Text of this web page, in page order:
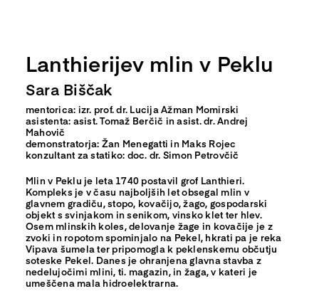
Lanthierijev mlin v Peklu
Sara Biščak
mentorica: izr. prof. dr. Lucija Ažman Momirski
asistenta: asist. Tomaž Berčič in asist. dr. Andrej
Mahovič
demonstratorja: Žan Menegatti in Maks Rojec
konzultant za statiko: doc. dr. Simon Petrovčič
Mlin v Peklu je leta 1740 postavil grof Lanthieri.
Kompleks je v času najboljših let obsegal mlin v
glavnem gradiču, stopo, kovačijo, žago, gospodarski
objekt s svinjakom in senikom, vinsko klet ter hlev.
Osem mlinskih koles, delovanje žage in kovačije je z
zvoki in ropotom spominjalo na Pekel, hkrati pa je reka
Vipava šumela ter pripomogla k peklenskemu občutju
soteske Pekel. Danes je ohranjena glavna stavba z
nedelujočimi mlini, ti. magazin, in žaga, v kateri je
umeščena mala hidroelektrarna.